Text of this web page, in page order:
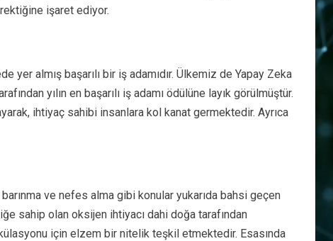
işaret ediyor.
almış başarılı bir iş adamıdır. Ülkemiz de Yapay Zeka
yılın en başarılı iş adamı ödülüne layık görülmüştür.
ihtiyaç sahibi insanlara kol kanat germektedir. Ayrıca
ve nefes alma gibi konular yukarıda bahsi geçen
sahip olan oksijen ihtiyacı dahi doğa tarafından
için elzem bir nitelik teşkil etmektedir. Esasında